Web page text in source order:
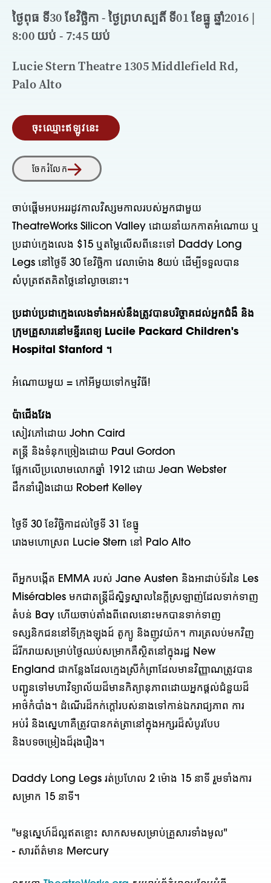
ថ្ងៃពុធ ទី30 ខែវិច្ឆិកា - ថ្ងៃព្រហស្បតិ៍ ទី01 ខែធ្នូ ឆ្នាំ2016 |
8:00 យប់ - 7:45 យប់
Lucie Stern Theatre 1305 Middlefield Rd,
Palo Alto
ចុះឈ្មោះឥឡូវនេះ
ចែករំលែក
ចាប់ផ្តើមអបអររដូវកាលវិស្សមកាលរបស់អ្នកជាមួយ
TheatreWorks Silicon Valley ដោយនាំយកកាតអំណោយ ឬ
ប្រដាប់ក្មេងលេង $15 ឬតម្លៃលើសពីនេះទៅ Daddy Long
Legs នៅថ្ងៃទី 30 ខែវិច្ឆិកា វេលាម៉ោង 8យប់ ដើម្បីទទួលបាន
សំបុត្រឥតគិតថ្លៃនៅល្ងាចនោះ។
ប្រដាប់ប្រដាក្មេងលេងទាំងអស់នឹងត្រូវបានបរិច្ចាគដល់អ្នកជំងឺ និង
ក្រុមគ្រួសារនៅមន្ទីរពេទ្យ Lucile Packard Children's
Hospital Stanford ។
អំណោយមួយ = កៅអីមួយទៅកម្មវិធី!
ប៉ាជើងវែង
សៀវភៅដោយ John Caird
តន្ត្រី និងទំនុកច្រៀងដោយ Paul Gordon
ផ្អែកលើប្រលោមលោកឆ្នាំ 1912 ដោយ Jean Webster
ដឹកនាំរឿងដោយ Robert Kelley
ថ្ងៃទី 30 ខែវិច្ឆិកាដល់ថ្ងៃទី 31 ខែធ្នូ
រោងមហោស្រព Lucie Stern នៅ Palo Alto
ពីអ្នកបង្កើត EMMA របស់ Jane Austen និងអាដាប់ទ័រនៃ Les
Misérables មកជាតន្ត្រីដ៏ស្និទ្ធស្នាលនៃក្តីស្រឡាញ់ដែលទាក់ទាញ
តំបន់ Bay ហើយចាប់តាំងពីពេលនោះមកបានទាក់ទាញ
ទស្សនិកជននៅទីក្រុងឡុងដ៍ តូក្យូ និងញូវយ៉ក។ ការត្រលប់មកវិញ
ដ៏រីករាយសម្រាប់ថ្ងៃឈប់សម្រាកគឺស្ថិតនៅក្នុងរដ្ឋ New
England ជាកន្លែងដែលក្មេងស្រីកំព្រាដែលមានវិញ្ញាណត្រូវបាន
បញ្ជូនទៅមហាវិទ្យាល័យដ៏មានកិត្យានុភាពដោយអ្នកផ្តល់ជំនួយដ៏
អាថ៌កំបាំង។ ដំណើរដ៏កក់ក្តៅរបស់នាងទៅកាន់ឯករាជ្យភាព ការ
អប់រំ និងស្នេហាគឺត្រូវបានកត់ត្រានៅក្នុងអក្សរដ៏សំបូរបែប
និងបទចម្រៀងដ៏រុងរឿង។
Daddy Long Legs រត់ប្រហែល 2 ម៉ោង 15 នាទី រួមទាំងការ
សម្រាក 15 នាទី។
"មន្តស្នេហ៍ដ៏ល្អឥតខ្ចោះ សាកសមសម្រាប់គ្រួសារទាំងមូល"
- សារព័ត៌មាន Mercury